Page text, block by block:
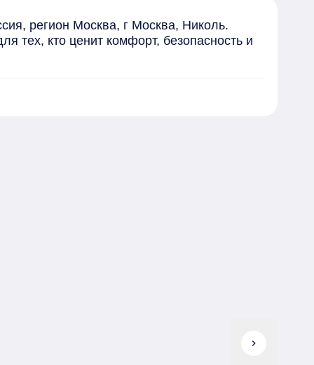
регион Москва, г Москва, Николь.
тех, кто ценит комфорт, безопасность и
chevron_right